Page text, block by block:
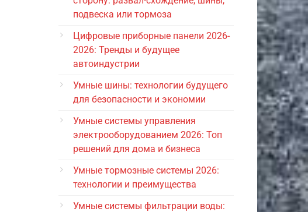
подвеска или тормоза
Цифровые приборные панели 2026-
2026: Тренды и будущее
автоиндустрии
Умные шины: технологии будущего
для безопасности и экономии
Умные системы управления
электрооборудованием 2026: Топ
решений для дома и бизнеса
Умные тормозные системы 2026:
технологии и преимущества
Умные системы фильтрации воды: